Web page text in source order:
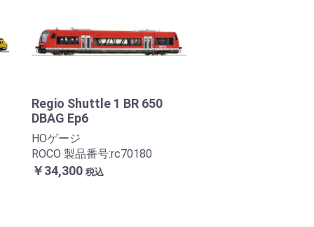
Regio Shuttle 1 BR 650
DBAG Ep6
HOゲージ
ROCO 製品番号:rc70180
￥34,300 税込